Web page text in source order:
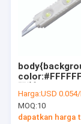
Tentang
Hubungi
Berita
color:#FFFFFF} 非
function () {
Harga:USD 0.054/PCS
MOQ:10
dapatkan harga